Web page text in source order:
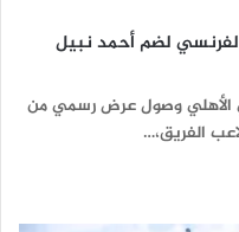
لضم أحمد نبيل
الأهلي وصول عرض رسمي من
الفريق،…